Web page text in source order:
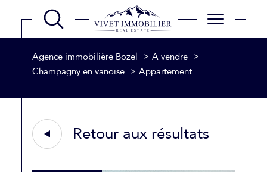
Agence immobilière Bozel
A vendre
Champagny en vanoise
Appartement
Retour aux résultats